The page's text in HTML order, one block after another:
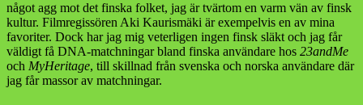
något agg mot det finska folket, jag är tvärtom en varm vän av finsk
kultur. Filmregissören Aki Kaurismäki är exempelvis en av mina
favoriter. Dock har jag mig veterligen ingen finsk släkt och jag får
väldigt få DNA-matchningar bland finska användare hos 23andMe
och MyHeritage, till skillnad från svenska och norska användare där
jag får massor av matchningar.